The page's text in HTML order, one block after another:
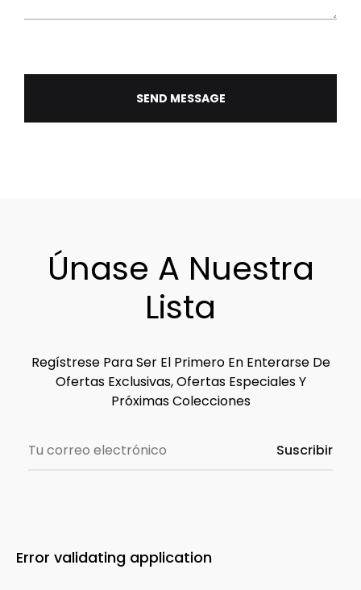
Únase A Nuestra
Lista
Regístrese Para Ser El Primero En Enterarse De
Ofertas Exclusivas, Ofertas Especiales Y
Próximas Colecciones
Error validating application